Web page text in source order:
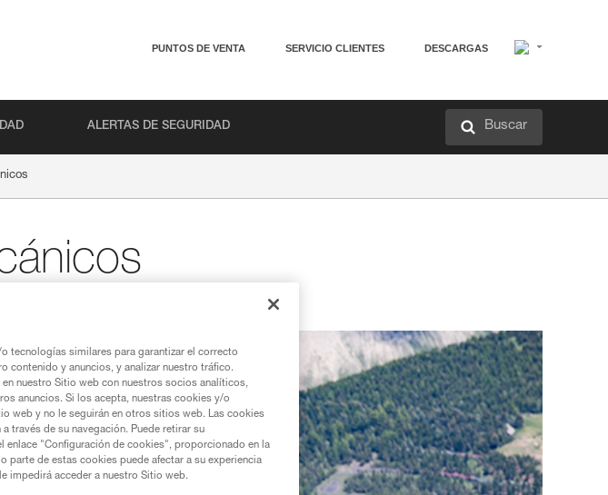
PUNTOS DE VENTA SERVICIO CLIENTES DESCARGAS
ALERTAS DE SEGURIDAD Buscar
tecnologías similares para garantizar el correcto
contenido y anuncios, y analizar nuestro tráfico.
nuestro Sitio web con nuestros socios analíticos,
anuncios. Si los acepta, nuestras cookies y/o
web y no le seguirán en otros sitios web. Las cookies
través de su navegación. Puede retirar su
enlace "Configuración de cookies", proporcionado en la
parte de estas cookies puede afectar a su experiencia
impedirá acceder a nuestro Sitio web.